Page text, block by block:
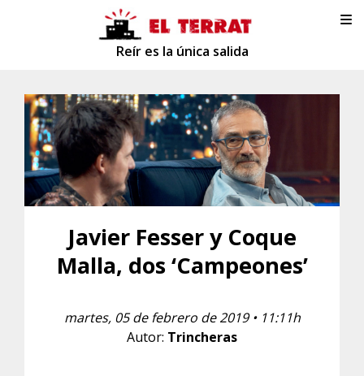
Reír es la única salida
Javier Fesser y Coque
Malla, dos ‘Campeones’
martes, 05 de febrero de 2019 • 11:11h
Autor: Trincheras